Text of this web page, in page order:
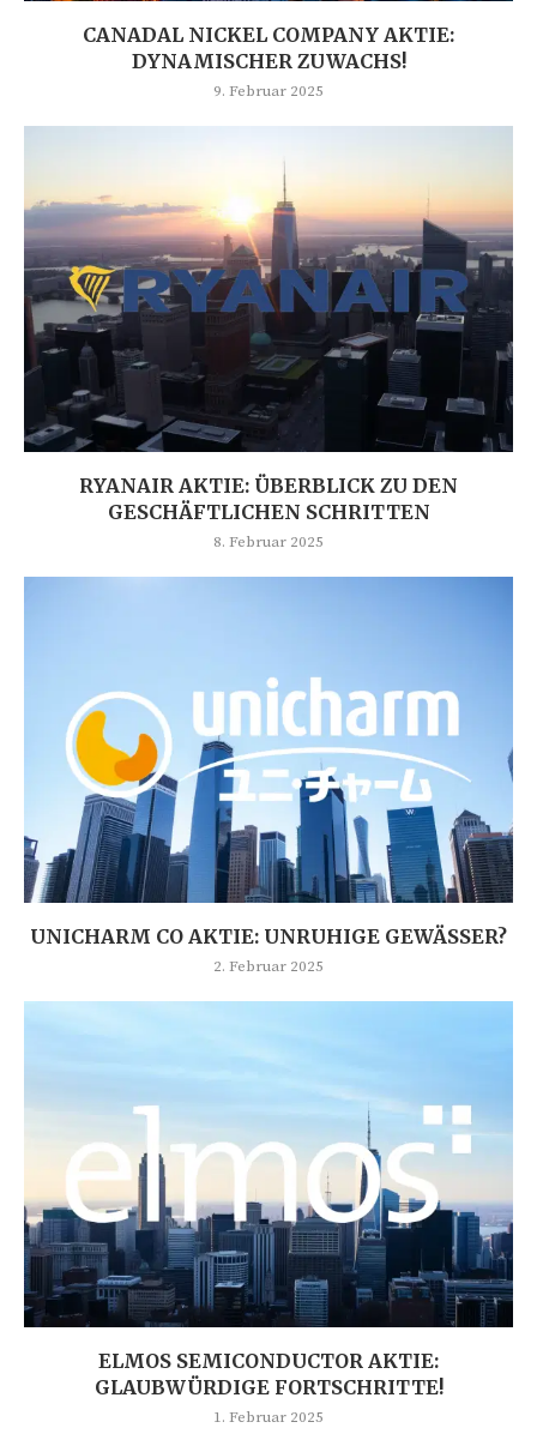
CANADAL NICKEL COMPANY AKTIE:
DYNAMISCHER ZUWACHS!
9. Februar 2025
RYANAIR AKTIE: ÜBERBLICK ZU DEN
GESCHÄFTLICHEN SCHRITTEN
8. Februar 2025
UNICHARM CO AKTIE: UNRUHIGE GEWÄSSER?
2. Februar 2025
ELMOS SEMICONDUCTOR AKTIE:
GLAUBWÜRDIGE FORTSCHRITTE!
1. Februar 2025